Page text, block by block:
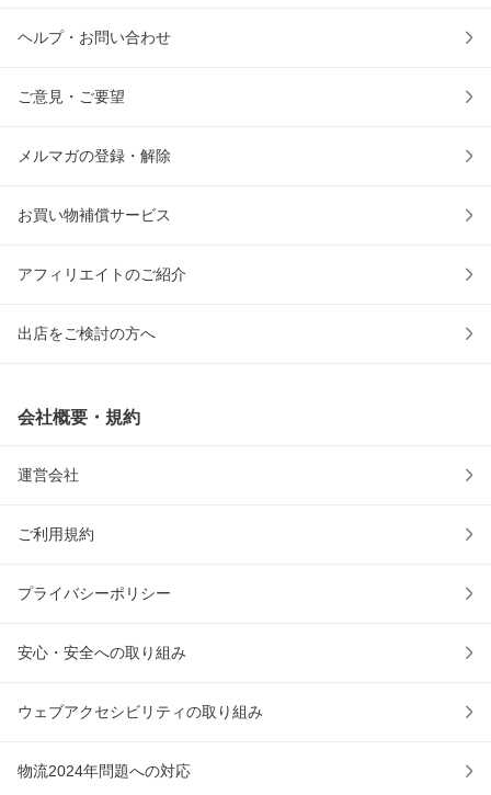
ヘルプ・お問い合わせ
ご意見・ご要望
メルマガの登録・解除
お買い物補償サービス
アフィリエイトのご紹介
出店をご検討の方へ
会社概要・規約
運営会社
ご利用規約
プライバシーポリシー
安心・安全への取り組み
ウェブアクセシビリティの取り組み
物流2024年問題への対応